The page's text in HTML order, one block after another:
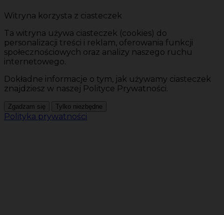
Witryna korzysta z ciasteczek
Ta witryna używa ciasteczek (cookies) do
personalizacji treści i reklam, oferowania funkcji
społecznościowych oraz analizy naszego ruchu
internetowego.
Dokładne informacje o tym, jak używamy ciasteczek
znajdziesz w naszej Polityce Prywatności.
Zgadzam się Tylko niezbędne
Polityka prywatności